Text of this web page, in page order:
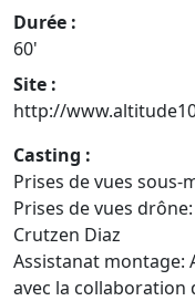
Durée :
60'
Site :
http://
Casting :
Prises de vues sous-
Prises de vues
Crutzen Diaz
Assistanat montage:
avec la collaboration